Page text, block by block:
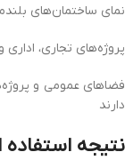
نمای ساختمان‌های
پروژه‌های تجاری، اداری
فضاهای عمومی و
دارند
نتیجه استفاده